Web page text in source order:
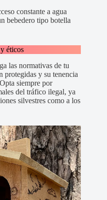
constante a agua
bebedero tipo botella
éticos
las normativas de tu
protegidas y su tenencia
siempre por
del tráfico ilegal, ya
silvestres como a los